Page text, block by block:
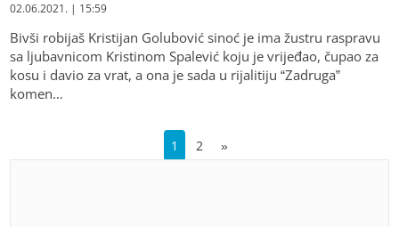
02.06.2021. | 15:59
Bivši robijaš Kristijan Golubović sinoć je ima žustru raspravu
sa ljubavnicom Kristinom Spalević koju je vrijeđao, čupao za
kosu i davio za vrat, a ona je sada u rijalitiju “Zadruga”
komen…
1 2 »